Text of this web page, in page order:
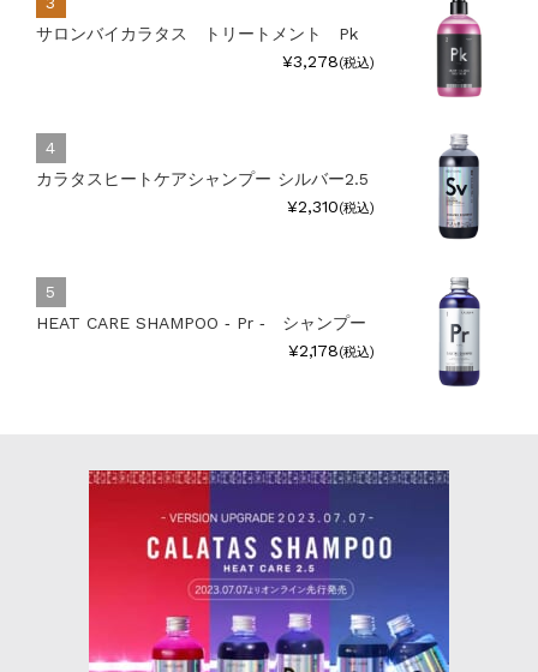
サロンバイカラタス トリートメント Pk
¥3,278(税込)
カラタスヒートケアシャンプー シルバー2.5
¥2,310(税込)
HEAT CARE SHAMPOO ‐ Pr ‐ シャンプー
¥2,178(税込)